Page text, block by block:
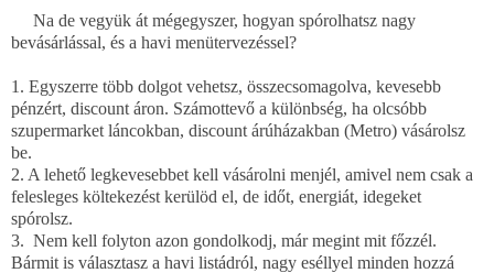
Na de vegyük át mégegyszer, hogyan spórolhatsz nagy
bevásárlással, és a havi menütervezéssel?
1. Egyszerre több dolgot vehetsz, összecsomagolva, kevesebb
pénzért, discount áron. Számottevő a különbség, ha olcsóbb
szupermarket láncokban, discount árúházakban (Metro) vásárolsz
be.
2. A lehető legkevesebbet kell vásárolni menjél, amivel nem csak a
felesleges költekezést kerülöd el, de időt, energiát, idegeket
spórolsz.
3. Nem kell folyton azon gondolkodj, már megint mit főzzél.
Bármit is választasz a havi listádról, nagy eséllyel minden hozzá